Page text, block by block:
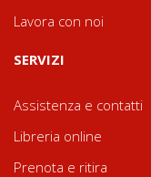
Lavora con noi
SERVIZI
Assistenza e contatti
Libreria online
Prenota e ritira